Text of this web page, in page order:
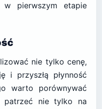
pierwszym etapie
nie tylko cenę,
i przyszłą płynność
warto porównywać
patrzeć nie tylko na